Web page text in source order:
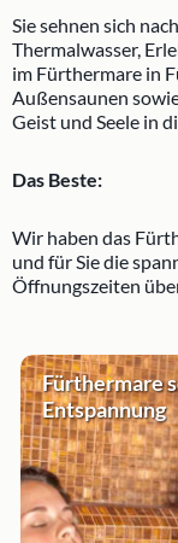
Sie sehnen sich
Thermalwasser,
im Fürthermare in
Außensaunen
Geist und Seele in
Das Beste:
Wir haben das
und für Sie die
Öffnungszeiten
Fürthermare
Entspannung